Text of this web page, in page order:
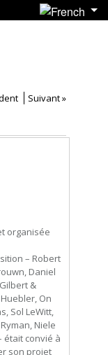
Suivant »
organisée
– Robert
Daniel
&
On
Sol LeWitt,
Niele
était convié à
son projet